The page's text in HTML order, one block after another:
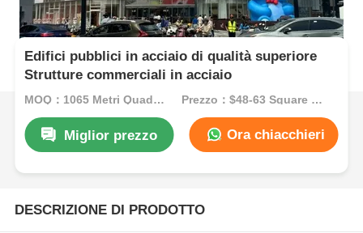
Edifici pubblici in acciaio di qualità superiore
Strutture commerciali in acciaio
MOQ：1065 Metri Quadrati Prezzo：$48-63 Square Meters
Miglior prezzo Ora chiacchieri
DESCRIZIONE DI PRODOTTO